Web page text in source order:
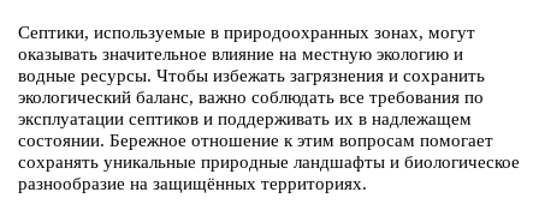
Септики, используемые в природоохранных зонах, могут
оказывать значительное влияние на местную экологию и
водные ресурсы. Чтобы избежать загрязнения и сохранить
экологический баланс, важно соблюдать все требования по
эксплуатации септиков и поддерживать их в надлежащем
состоянии. Бережное отношение к этим вопросам помогает
сохранять уникальные природные ландшафты и биологическое
разнообразие на защищённых территориях.